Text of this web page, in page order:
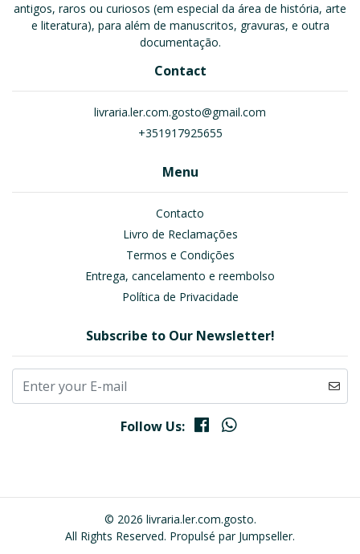
antigos, raros ou curiosos (em especial da área de história, arte
e literatura), para além de manuscritos, gravuras, e outra
documentação.
Contact
livraria.ler.com.gosto@gmail.com
+351917925655
Menu
Contacto
Livro de Reclamações
Termos e Condições
Entrega, cancelamento e reembolso
Política de Privacidade
Subscribe to Our Newsletter!
Follow Us:
© 2026 livraria.ler.com.gosto.
All Rights Reserved. Propulsé par Jumpseller.